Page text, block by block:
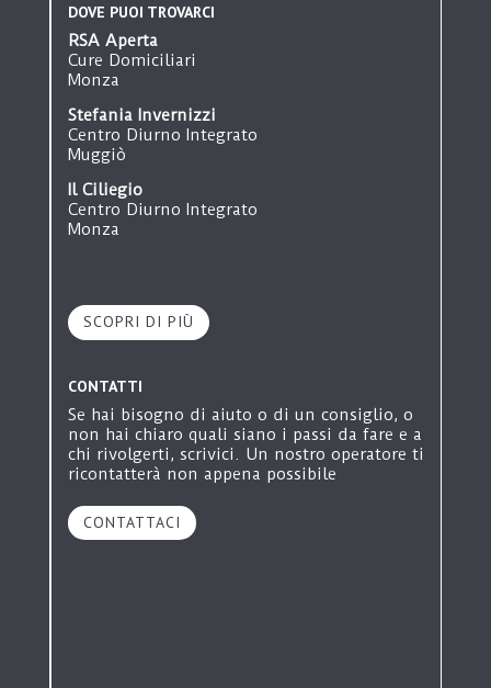
DOVE PUOI TROVARCI
RSA Aperta
Cure Domiciliari
Monza
Stefania Invernizzi
Centro Diurno Integrato
Muggiò
Il Ciliegio
Centro Diurno Integrato
Monza
Monza
Ginetta Colombo
Cerro Maggiore
Il Paese Ritrovato
Villaggio Alzheimer
Monza
Residenza Sanitaria Assistenziale
Monza
SCOPRI DI PIÙ
CONTATTI
Se hai bisogno di aiuto o di un consiglio, o
non hai chiaro quali siano i passi da fare e a
chi rivolgerti, scrivici. Un nostro operatore ti
ricontatterà non appena possibile
CONTATTACI